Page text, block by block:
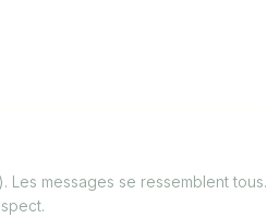
messages se ressemblent tous.